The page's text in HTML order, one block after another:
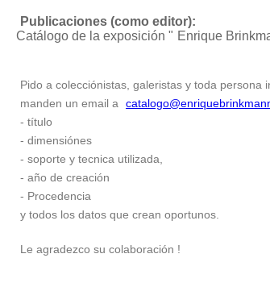
Publicaciones (como editor):
Catálogo de la exposición " Enrique
Pido a colecciónistas, galeristas y toda
manden un email a
- título
- dimensiónes
- soporte y tecnica utilizada,
- año de creación
- Procedencia
y todos los datos que crean oportunos.
Le agradezco su colaboración !